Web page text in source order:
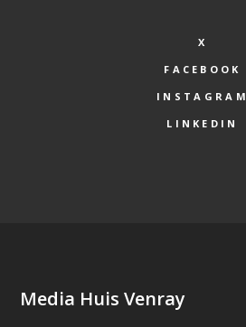
X
FACEBOOK
INSTAGRAM
LINKEDIN
Media Huis Venray